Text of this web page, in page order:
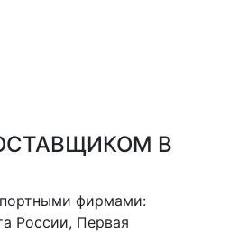
В
фирмами:
России, Первая